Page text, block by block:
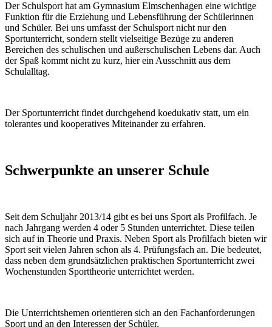
Der Schulsport hat am Gymnasium Elmschenhagen eine wichtige
Funktion für die Erziehung und Lebensführung der Schülerinnen
und Schüler. Bei uns umfasst der Schulsport nicht nur den
Sportunterricht, sondern stellt vielseitige Bezüge zu anderen
Bereichen des schulischen und außerschulischen Lebens dar. Auch
der Spaß kommt nicht zu kurz, hier ein Ausschnitt aus dem
Schulalltag.
Der Sportunterricht findet durchgehend koedukativ statt, um ein
tolerantes und kooperatives Miteinander zu erfahren.
Schwerpunkte an unserer Schule
Seit dem Schuljahr 2013/14 gibt es bei uns Sport als Profilfach. Je
nach Jahrgang werden 4 oder 5 Stunden unterrichtet. Diese teilen
sich auf in Theorie und Praxis. Neben Sport als Profilfach bieten wir
Sport seit vielen Jahren schon als 4. Prüfungsfach an. Die bedeutet,
dass neben dem grundsätzlichen praktischen Sportunterricht zwei
Wochenstunden Sporttheorie unterrichtet werden.
Die Unterrichtshemen orientieren sich an den Fachanforderungen
Sport und an den Interessen der Schüler.